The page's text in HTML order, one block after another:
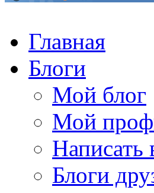
Главная
Блоги
Мой блог
Мой
Написать
Блоги